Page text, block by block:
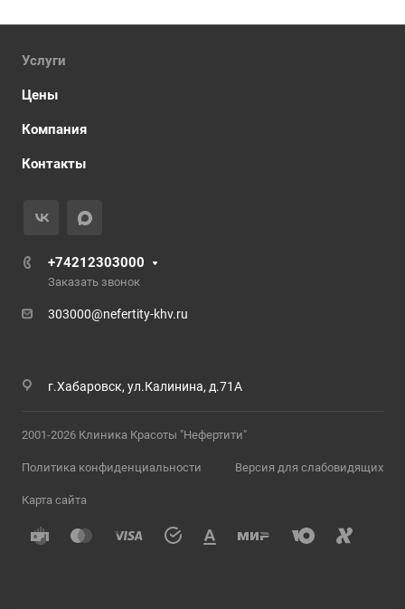
Услуги
Цены
Компания
Контакты
+74212303000
Заказать звонок
303000@nefertity-khv.ru
г.Хабаровск, ул.Калинина, д.71А
2001-2026 Клиника Красоты "Нефертити"
Политика конфиденциальности Версия для слабовидящих
Карта сайта